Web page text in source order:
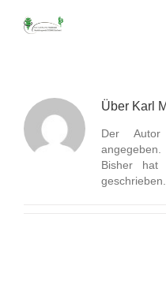
Über Karl
Der
angegeben.
Bisher hat
geschrieben.